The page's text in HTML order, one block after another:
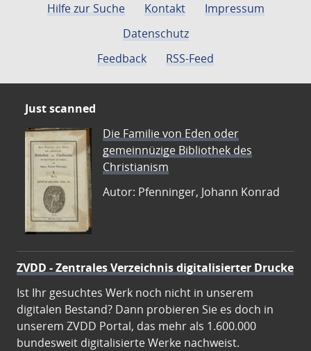
Hilfe zur Suche Kontakt
Impressum
Datenschutz
Feedback
RSS-Feed
Just scanned
Die Familie von Eden oder
gemeinnüzige Bibliothek des
Christianism
Autor: Pfenninger, Johann Konrad
ZVDD - Zentrales Verzeichnis digitalisierter Drucke
Ist Ihr gesuchtes Werk noch nicht in unserem
digitalen Bestand? Dann probieren Sie es doch in
unserem ZVDD Portal, das mehr als 1.600.000
bundesweit digitalisierte Werke nachweist.